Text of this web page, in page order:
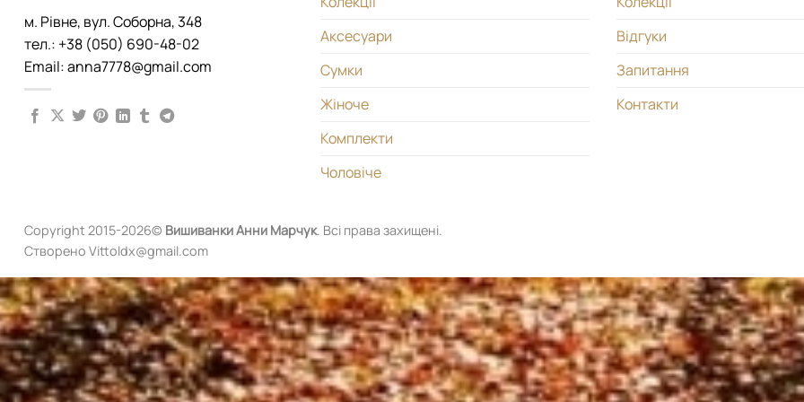
м. Рівне, вул. Соборна, 348
тел.: +38 (050) 690-48-02
Email: anna7778@gmail.com
Аксесуари
Сумки
Жіноче
Комплекти
Чоловіче
Відгуки
Запитання
Контакти
Copyright 2015-2026© ВишиванкиАнни Марчук. Всі права захищені.
Створено Vittoldx@gmail.com